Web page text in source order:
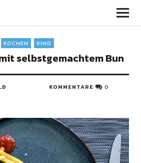
KOCHEN RIND
selbstgemachtem Bun
KOMMENTARE 0